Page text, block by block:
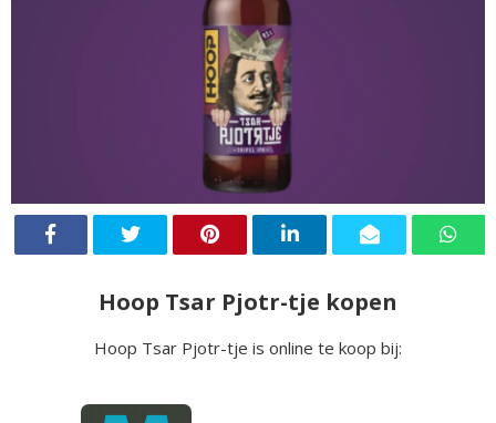
Hoop Tsar Pjotr-tje kopen
Hoop Tsar Pjotr-tje is online te koop bij: